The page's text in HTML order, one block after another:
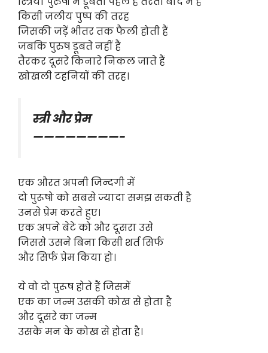
किसी जलीय पुष्प की तरह
जिसकी जड़ें भीतर तक फैली होती हैं
जबकि पुरुष डूबते नहीं हैं
तैरकर दूसरे किनारे निकल जाते हैं
खोखली टहनियों की तरह।
स्त्री और प्रेम
————————-
एक औरत अपनी जिन्दगी में
दो पुरूषो को सबसे ज्यादा समझ सकती है
उनसे प्रेम करते हुए।
एक अपने बेटे को और दूसरा उसे
जिससे उसने बिना किसी शर्त सिर्फ
और सिर्फ प्रेम किया हो।
ये वो दो पुरूष होते हैं जिसमें
एक का जन्म उसकी कोख से होता है
और दूसरे का जन्म
उसके मन के कोख से होता है।